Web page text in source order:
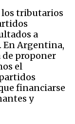
los tributarios
a
En Argentina,
de proponer
el
financiarse
y